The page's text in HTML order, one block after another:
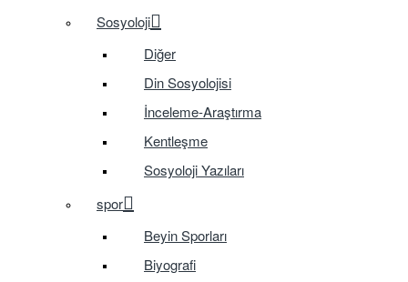
Sosyoloji
Diğer
Din Sosyolojisi
İnceleme-Araştırma
Kentleşme
Sosyoloji Yazıları
spor
Beyin Sporları
Biyografi